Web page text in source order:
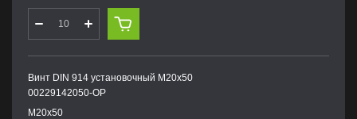
Винт DIN 914 установочный М20х50
00229142050-OP
М20х50